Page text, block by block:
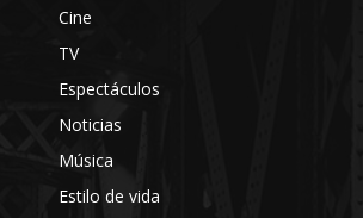
Cine
TV
Espectáculos
Noticias
Música
Estilo de vida